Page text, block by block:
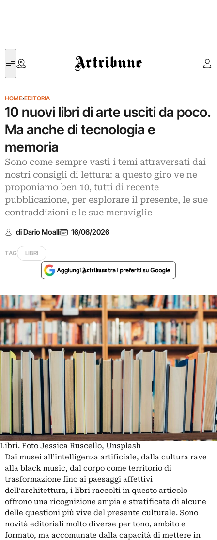
Artribune
HOME›EDITORIA
10 nuovi libri di arte usciti da poco.
Ma anche di tecnologia e
memoria
Sono come sempre vasti i temi attraversati dai
nostri consigli di lettura: a questo giro ve ne
proponiamo ben 10, tutti di recente
pubblicazione, per esplorare il presente, le sue
contraddizioni e le sue meraviglie
di Dario Moalli 16/06/2026
TAG LIBRI
Libri. Foto Jessica Ruscello, Unsplash
Dai musei all’intelligenza artificiale, dalla cultura rave
alla black music, dal corpo come territorio di
trasformazione fino ai paesaggi affettivi
dell’architettura, i libri raccolti in questo articolo
offrono una ricognizione ampia e stratificata di alcune
delle questioni più vive del presente culturale. Sono
novità editoriali molto diverse per tono, ambito e
formato, ma accomunate dalla capacità di mettere in